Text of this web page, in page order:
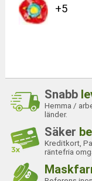
+5
Snabb
Hemma /
länder.
Säker
Kreditkort,
räntefria